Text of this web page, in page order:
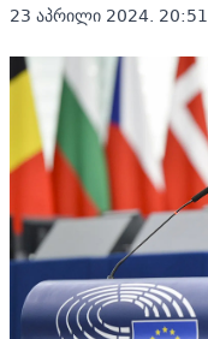
23 აპრილი 2024. 20:51